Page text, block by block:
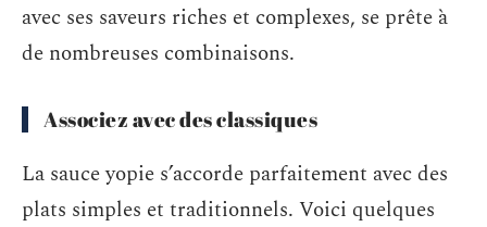
avec ses saveurs riches et complexes, se prête à
de nombreuses combinaisons.
Associez avec des classiques
La sauce yopie s’accorde parfaitement avec des
plats simples et traditionnels. Voici quelques